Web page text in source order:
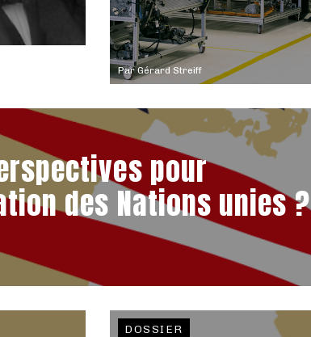
ParGérard Streiff
pour
des Nations unies ?
DOSSIER